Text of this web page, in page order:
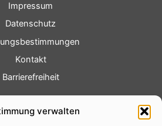
verwalten
Impressum
Datenschutz
Kontakt
Barrierefreiheit
Fotoservice